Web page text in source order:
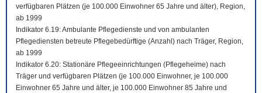
verfügbaren Plätzen (je 100.000 Einwohner 65 Jahre und älter), Region,
ab 1999
Indikator 6.19: Ambulante Pflegedienste und von ambulanten
Pflegediensten betreute Pflegebedürftige (Anzahl) nach Träger, Region,
ab 1999
Indikator 6.20: Stationäre Pflegeeinrichtungen (Pflegeheime) nach
Träger und verfügbaren Plätzen (je 100.000 Einwohner, je 100.000
Einwohner 65 Jahre und älter, je 100.000 Einwohner 85 Jahre und